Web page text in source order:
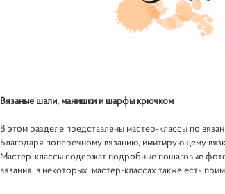
Вязаные шали, манишки и шарфы крючком
В этом разделе представлены мастер-классы по
Благодаря поперечному вязанию, имитирующему
Мастер-классы содержат подробные пошаговые
вязания, в некоторых мастер-классах также есть